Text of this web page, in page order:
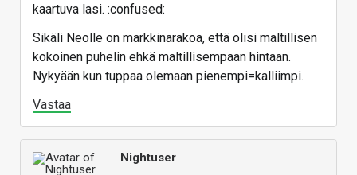
kaartuva lasi. :confused:
Sikäli Neolle on markkinarakoa, että olisi maltillisen
kokoinen puhelin ehkä maltillisempaan hintaan.
Nykyään kun tuppaa olemaan pienempi=kalliimpi.
Vastaa
Nightuser